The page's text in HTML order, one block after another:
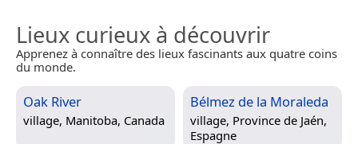
Lieux curieux à découvrir
Apprenez à connaître des lieux fascinants aux quatre coins
du monde.
Oak River
village, Manitoba, Canada
Bélmez de la Moraleda
village, Province de Jaén,
Espagne